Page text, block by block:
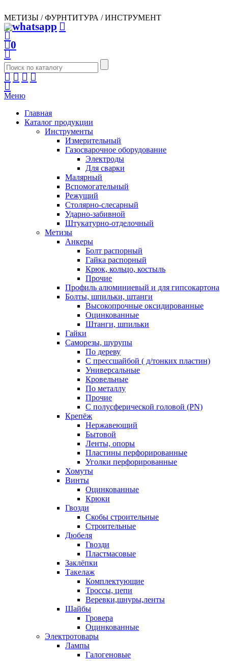
МЕТИЗЫ / ФУРНТИТУРА / ИНСТРУМЕНТ
0
Меню
Главная
Каталог продукции
Инструменты
Измерительный
Газосварочное оборудование
Электроды
Для сварки
Малярный
Вспомогательный
Режущий
Столярно-слесарный
Ударно-забивной
Штукатурно-отделочный
Метизы
Анкеры
Болт распорный
Гайка распорный
Крюк, кольцо, костыль
Прочие
Профиль алюминиевый и для гипсокартона
Болты, шпильки, штанги
Высокопрочные оксидированные
Оцинкованные
Штанги, шпильки
Гайки
Саморезы, шурупы
По дереву
С прессшайбой ( д/тонких пластин)
Универсальные
Кровельные
По металлу
Прочие
С полусферической головой (PN)
Крепёж
Нержавеющий
Бытовой
Ленты, опоры
Пластины перфорированные
Уголки перфорированные
Хомуты
Винты
Оцинкованные
Крюки
Гвозди
Скобы строительные
Строительные
Дюбеля
Гвозди
Пластмасовые
Заклёпки
Такелаж
Комплектующие
Троссы, цепи
Веревки,шнуры,ленты
Шайбы
Гровера
Оцинкованные
Электротовары
Лампы
Галогеновые